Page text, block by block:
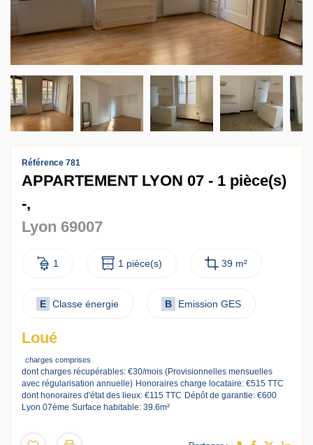
Estimation
Contact
Accès clients
Référence 781
APPARTEMENT LYON 07 - 1 pièce(s)
-,
Lyon 69007
1 1 pièce(s) 39 m²
E Classe énergie B Emission GES
Loué
charges comprises
dont charges récupérables: €30/mois (Provisionnelles mensuelles
avec régularisation annuelle) Honoraires charge locataire: €515 TTC
dont honoraires d'état des lieux: €115 TTC Dépôt de garantie: €600
Lyon 07ème Surface habitable: 39.6m²